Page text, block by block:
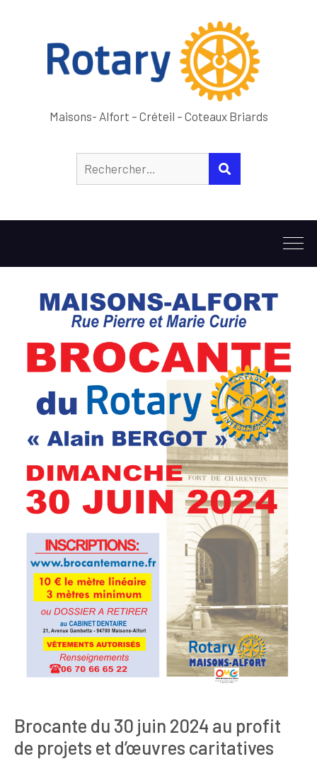
Maisons- Alfort – Créteil – Coteaux Briards
Brocante du 30 juin 2024 au profit
de projets et d’œuvres caritatives